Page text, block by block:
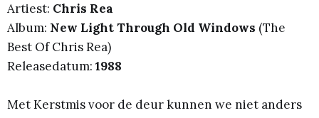
Artiest: Chris Rea
Album: New Light Through Old Windows (The
Best Of Chris Rea)
Releasedatum: 1988
Met Kerstmis voor de deur kunnen we niet anders